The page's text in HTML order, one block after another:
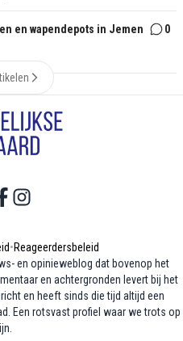
en wapendepots in Jemen
0
•Reageerdersbeleid
en opinieweblog dat bovenop het
en achtergronden levert bij het
en heeft sinds die tijd altijd een
Een rotsvast profiel waar we trots op